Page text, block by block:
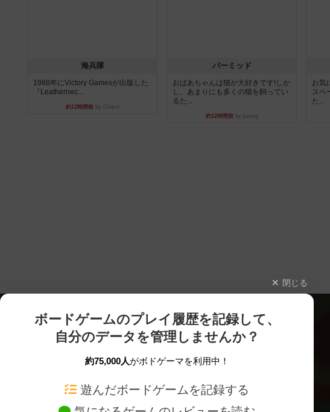
約12時間前by Chaco
閉じる
ボードゲームのプレイ履歴を記録して、
自分のデータを管理しませんか？
約75,000人がボドゲーマを利用中！
遊んだボードゲームを記録する